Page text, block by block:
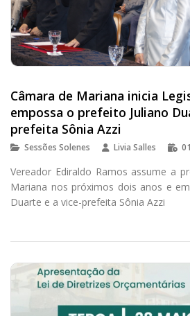
Câmara de Mariana inicia
empossa o prefeito Juliano
prefeita Sônia Azzi
Sessões Solenes Livia Salles
Vereador Ediraldo Ramos assume a
Mariana nos próximos dois anos e
Duarte e a vice-prefeita Sônia Azzi